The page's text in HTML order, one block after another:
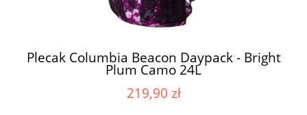
Plecak Columbia Beacon Daypack - Bright
Plum Camo 24L
219,90 zł